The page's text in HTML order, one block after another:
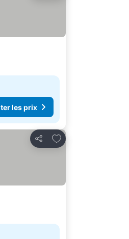
les prix
Partager
Ajouter à mes favoris